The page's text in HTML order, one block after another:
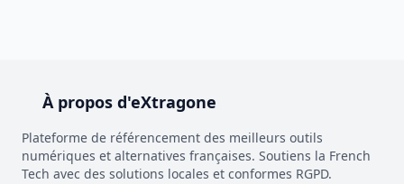
À propos d'eXtragone
Plateforme de référencement des meilleurs outils
numériques et alternatives françaises. Soutiens la French
Tech avec des solutions locales et conformes RGPD.